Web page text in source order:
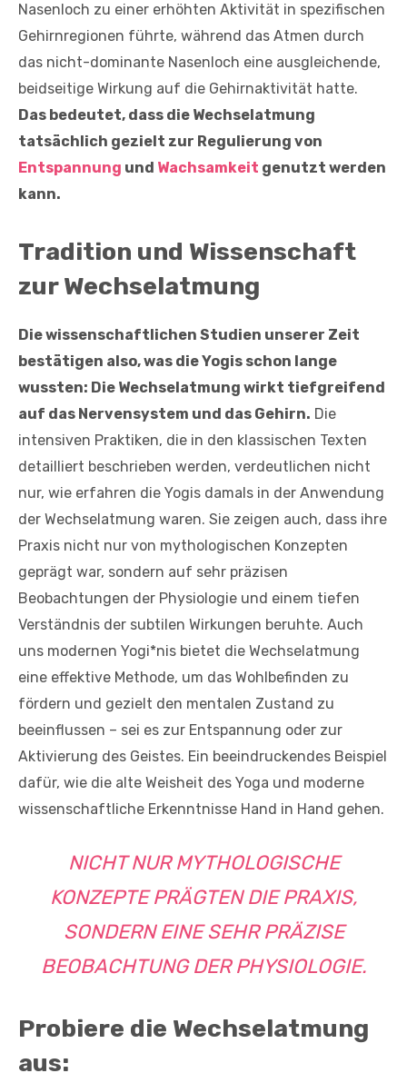
Nasenloch zu einer erhöhten Aktivität in spezifischen
Gehirnregionen führte, während das Atmen durch
das nicht-dominante Nasenloch eine ausgleichende,
beidseitige Wirkung auf die Gehirnaktivität hatte.
Das bedeutet, dass die Wechselatmung
tatsächlich gezielt zur Regulierung von
Entspannung und Wachsamkeit genutzt werden
kann.
Tradition und Wissenschaft
zur Wechselatmung
Die wissenschaftlichen Studien unserer Zeit
bestätigen also, was die Yogis schon lange
wussten: Die Wechselatmung wirkt tiefgreifend
auf das Nervensystem und das Gehirn. Die
intensiven Praktiken, die in den klassischen Texten
detailliert beschrieben werden, verdeutlichen nicht
nur, wie erfahren die Yogis damals in der Anwendung
der Wechselatmung waren. Sie zeigen auch, dass ihre
Praxis nicht nur von mythologischen Konzepten
geprägt war, sondern auf sehr präzisen
Beobachtungen der Physiologie und einem tiefen
Verständnis der subtilen Wirkungen beruhte. Auch
uns modernen Yogi*nis bietet die Wechselatmung
eine effektive Methode, um das Wohlbefinden zu
fördern und gezielt den mentalen Zustand zu
beeinflussen – sei es zur Entspannung oder zur
Aktivierung des Geistes. Ein beeindruckendes Beispiel
dafür, wie die alte Weisheit des Yoga und moderne
wissenschaftliche Erkenntnisse Hand in Hand gehen.
NICHT NUR MYTHOLOGISCHE
KONZEPTE PRÄGTEN DIE PRAXIS,
SONDERN EINE SEHR PRÄZISE
BEOBACHTUNG DER PHYSIOLOGIE.
Probiere die Wechselatmung
aus: